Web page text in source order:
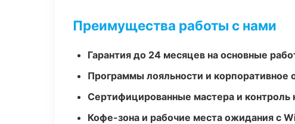
Преимущества работы с нами
Гарантия до 24 месяцев на основные
Программы лояльности и корпоративное
Сертифицированные мастера и контроль
Кофе-зона и рабочие места ожидания с